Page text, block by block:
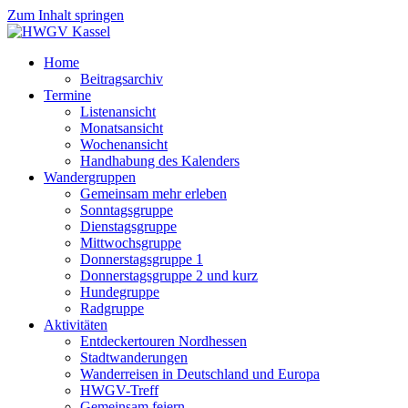
Zum Inhalt springen
Home
Beitragsarchiv
Termine
Listenansicht
Monatsansicht
Wochenansicht
Handhabung des Kalenders
Wandergruppen
Gemeinsam mehr erleben
Sonntagsgruppe
Dienstagsgruppe
Mittwochsgruppe
Donnerstagsgruppe 1
Donnerstagsgruppe 2 und kurz
Hundegruppe
Radgruppe
Aktivitäten
Entdeckertouren Nordhessen
Stadtwanderungen
Wanderreisen in Deutschland und Europa
HWGV-Treff